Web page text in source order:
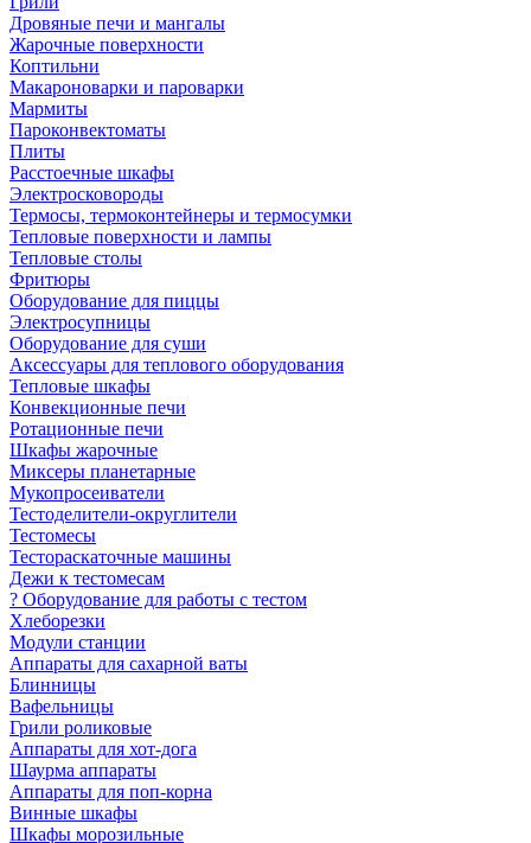
Дровяные печи и мангалы
Жарочные поверхности
Коптильни
Макароноварки и пароварки
Мармиты
Пароконвектоматы
Плиты
Расстоечные шкафы
Электросковороды
Термосы, термоконтейнеры и термосумки
Тепловые поверхности и лампы
Тепловые столы
Фритюры
Оборудование для пиццы
Электросупницы
Оборудование для суши
Аксессуары для теплового оборудования
Тепловые шкафы
Конвекционные печи
Ротационные печи
Шкафы жарочные
Миксеры планетарные
Мукопросеиватели
Тестоделители-округлители
Тестомесы
Тестораскаточные машины
Дежи к тестомесам
? Оборудование для работы с тестом
Хлеборезки
Модули станции
Аппараты для сахарной ваты
Блинницы
Вафельницы
Грили роликовые
Аппараты для хот-дога
Шаурма аппараты
Аппараты для поп-корна
Винные шкафы
Шкафы морозильные